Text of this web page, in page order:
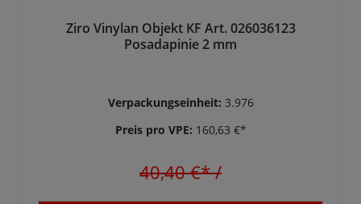
Ziro Vinylan Objekt KF Art. 026036123
Posadapinie 2 mm
Verpackungseinheit: 3.976
Preis pro VPE: 160,63 €*
40,40 €*/